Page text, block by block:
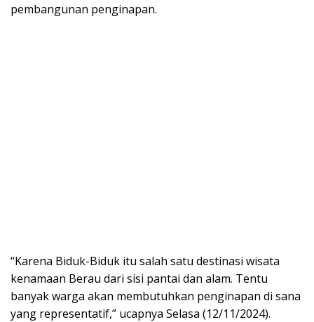
pembangunan penginapan.
“Karena Biduk-Biduk itu salah satu destinasi wisata
kenamaan Berau dari sisi pantai dan alam. Tentu
banyak warga akan membutuhkan penginapan di sana
yang representatif,” ucapnya Selasa (12/11/2024).